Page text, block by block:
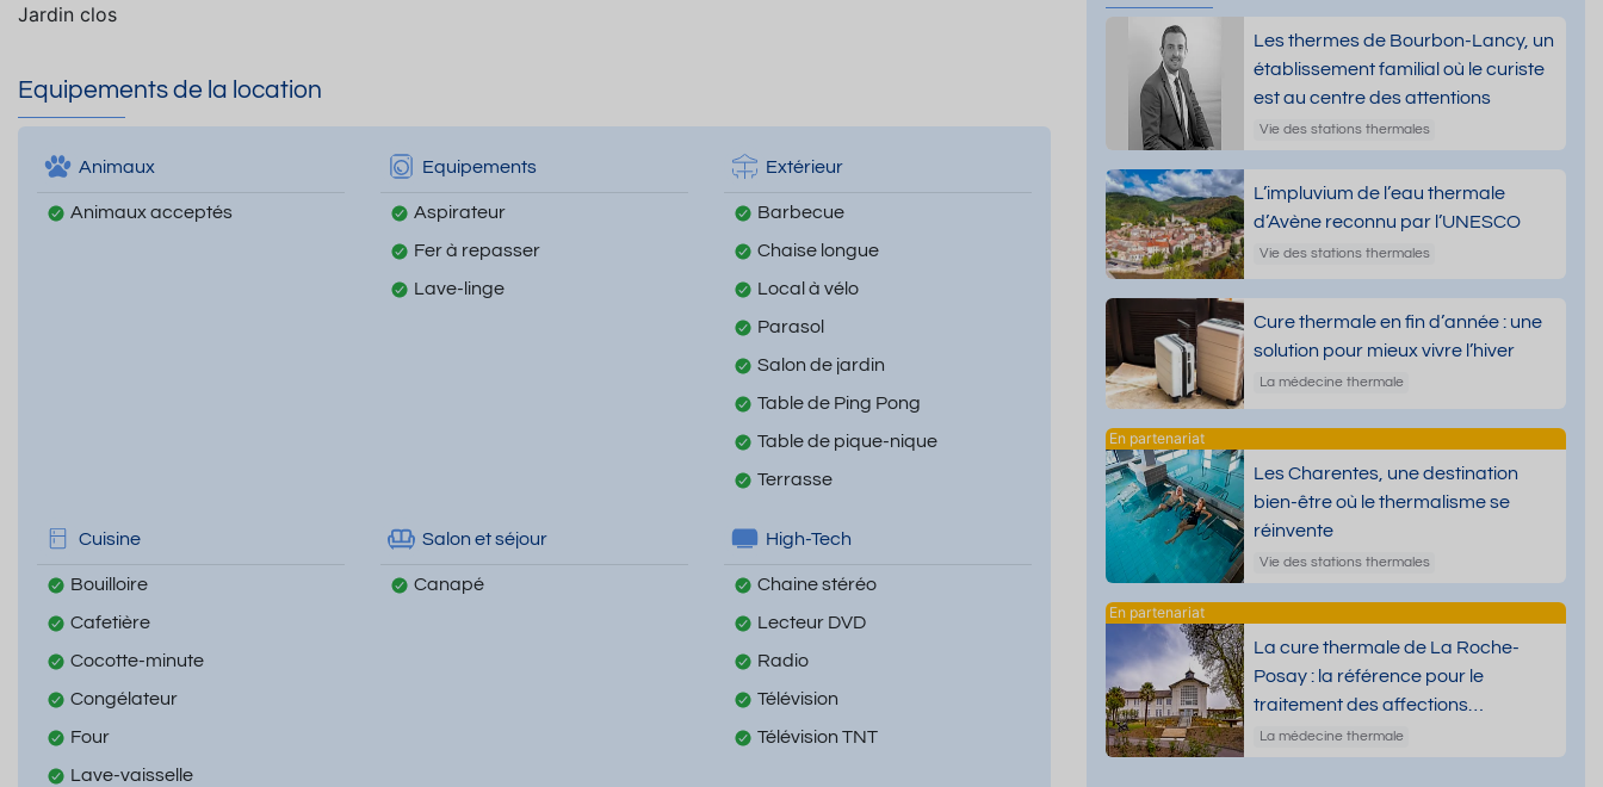
Jardin clos
Equipements de la location
Animaux
Animaux acceptés
Equipements
Aspirateur
Fer à repasser
Lave-linge
Extérieur
Barbecue
Chaise longue
Local à vélo
Parasol
Salon de jardin
Table de Ping Pong
Table de pique-nique
Terrasse
Cuisine
Bouilloire
Cafetière
Cocotte-minute
Congélateur
Four
Lave-vaisselle
Salon et séjour
Canapé
High-Tech
Chaine stéréo
Lecteur DVD
Radio
Télévision
Télévision TNT
Les thermes de Bourbon-Lancy, un
établissement familial où le curiste
est au centre des attentions
Vie des stations thermales
L’impluvium de l’eau thermale
d’Avène reconnu par l’UNESCO
Vie des stations thermales
Cure thermale en fin d’année : une
solution pour mieux vivre l’hiver
La médecine thermale
Les Charentes, une destination
bien-être où le thermalisme se
réinvente
Vie des stations thermales
La cure thermale de La Roche-
Posay : la référence pour le
traitement des affections
dermatologiques
La médecine thermale